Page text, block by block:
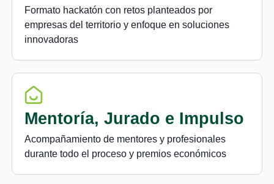
Formato hackatón con retos planteados por
empresas del territorio y enfoque en soluciones
innovadoras
Mentoría, Jurado e Impulso
Acompañamiento de mentores y profesionales
durante todo el proceso y premios económicos